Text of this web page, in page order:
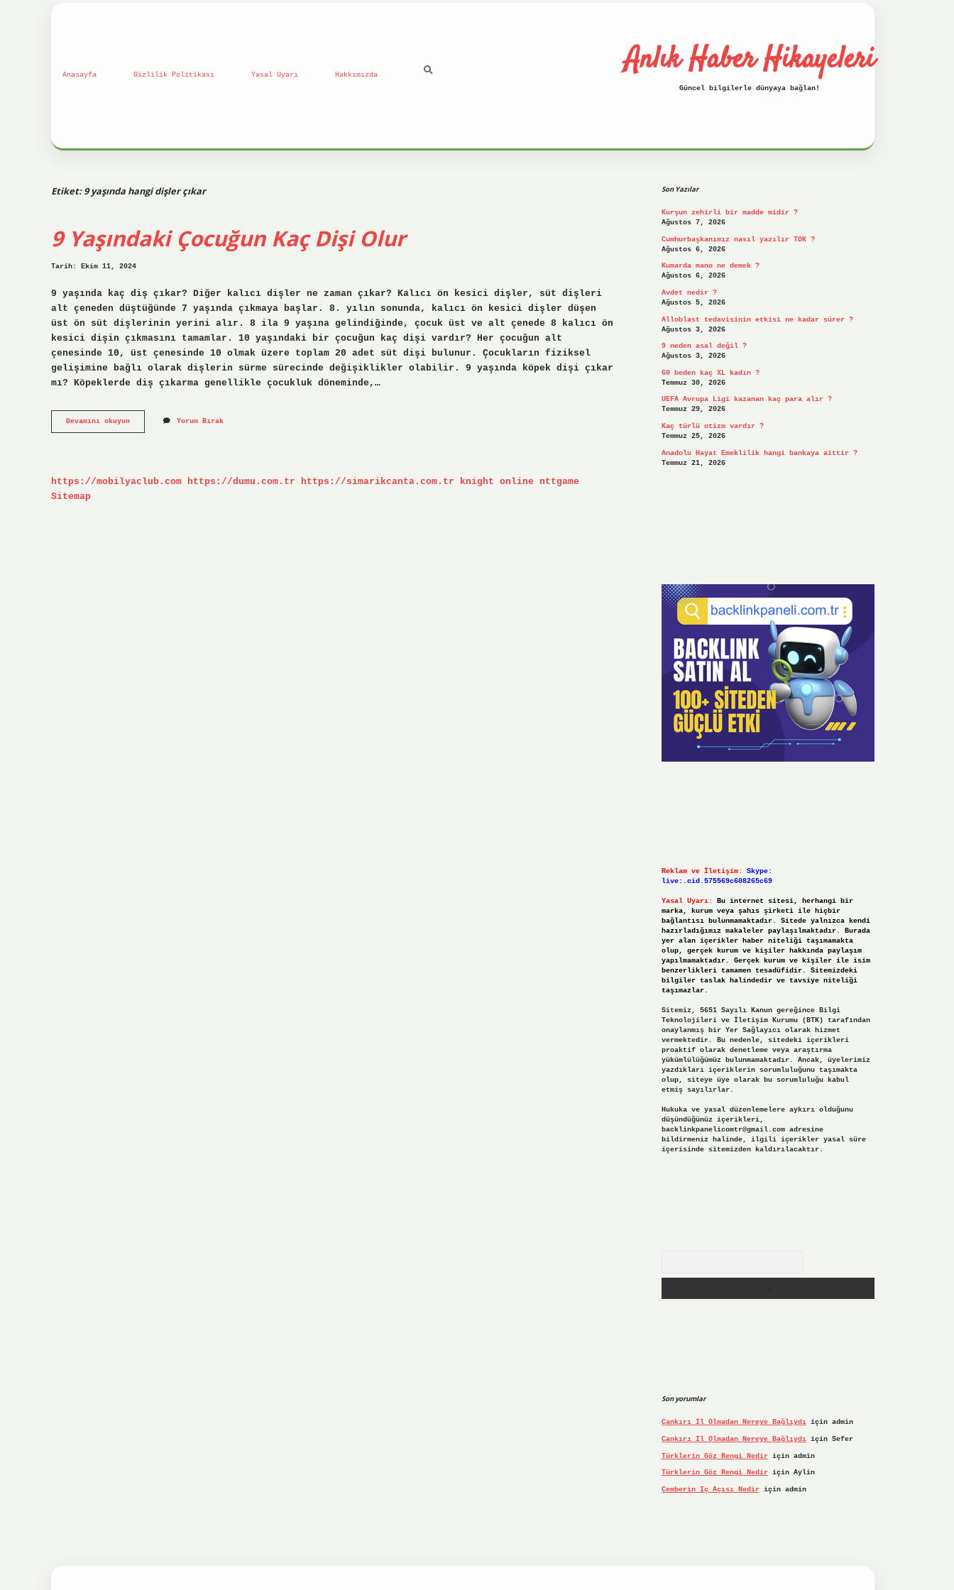
Anasayfa Gizlilik Politikası Yasal Uyarı Hakkımızda Anlık Haber Hikayeleri
Güncel bilgilerle dünyaya bağlan!
Etiket:9 yaşında hangi dişler çıkar
9 Yaşındaki Çocuğun Kaç Dişi Olur
Tarih: Ekim 11, 2024
9 yaşında kaç diş çıkar? Diğer kalıcı dişler ne zaman çıkar? Kalıcı ön kesici dişler, süt dişleri
alt çeneden düştüğünde 7 yaşında çıkmaya başlar. 8. yılın sonunda, kalıcı ön kesici dişler düşen
üst ön süt dişlerinin yerini alır. 8 ila 9 yaşına gelindiğinde, çocuk üst ve alt çenede 8 kalıcı ön
kesici dişin çıkmasını tamamlar. 10 yaşındaki bir çocuğun kaç dişi vardır? Her çocuğun alt
çenesinde 10, üst çenesinde 10 olmak üzere toplam 20 adet süt dişi bulunur. Çocukların fiziksel
gelişimine bağlı olarak dişlerin sürme sürecinde değişiklikler olabilir. 9 yaşında köpek dişi çıkar
mı? Köpeklerde diş çıkarma genellikle çocukluk döneminde,…
Devamını okuyun9
Yaşındaki
Yorum Bırak
https://mobilyaclub.com https://dumu.com.tr https://simarikcanta.com.tr knight online
nttgame
Sitemap
Son Yazılar
Kurşun zehirli bir madde midir ?
Ağustos 7, 2026
Cumhurbaşkanımız nasıl yazılır TDK ?
Ağustos 6, 2026
Kumarda mano ne demek ?
Ağustos 6, 2026
Avdet nedir ?
Ağustos 5, 2026
Alloblast tedavisinin etkisi ne kadar sürer ?
Ağustos 3, 2026
9 neden asal değil ?
Ağustos 3, 2026
60 beden kaç XL kadın ?
Temmuz 30, 2026
UEFA Avrupa Ligi kazanan kaç para alır ?
Temmuz 29, 2026
Kaç türlü otizm vardır ?
Temmuz 25, 2026
Anadolu Hayat Emeklilik hangi bankaya aittir ?
Temmuz 21, 2026
Reklam ve İletişim:
Skype:
live:.cid.575569c608265c69
Yasal Uyarı:
Bu internet sitesi, herhangi bir
marka, kurum veya şahıs şirketi ile hiçbir
bağlantısı bulunmamaktadır. Sitede yalnızca kendi
hazırladığımız makaleler paylaşılmaktadır. Burada
yer alan içerikler haber niteliği taşımamakta
olup, gerçek kurum ve kişiler hakkında paylaşım
yapılmamaktadır. Gerçek kurum ve kişiler ile isim
benzerlikleri tamamen tesadüfidir. Sitemizdeki
bilgiler taslak halindedir ve tavsiye niteliği
taşımazlar.
Sitemiz, 5651 Sayılı Kanun gereğince Bilgi
Teknolojileri ve İletişim Kurumu (BTK) tarafından
onaylanmış bir Yer Sağlayıcı olarak hizmet
vermektedir. Bu nedenle, sitedeki içerikleri
proaktif olarak denetleme veya araştırma
yükümlülüğümüz bulunmamaktadır. Ancak, üyelerimiz
yazdıkları içeriklerin sorumluluğunu taşımakta
olup, siteye üye olarak bu sorumluluğu kabul
etmiş sayılırlar.
Hukuka ve yasal düzenlemelere aykırı olduğunu
düşündüğünüz içerikleri,
backlinkpanelicomtr@gmail.comadresine
bildirmeniz halinde, ilgili içerikler yasal süre
içerisinde sitemizden kaldırılacaktır.
Son yorumlar
Çankırı Il Olmadan Nereye Bağlıydıiçin admin
Çankırı Il Olmadan Nereye Bağlıydıiçin Sefer
Türklerin Göz Rengi Nediriçin admin
Türklerin Göz Rengi Nediriçin Aylin
Çemberin Iç Açısı Nediriçin admin